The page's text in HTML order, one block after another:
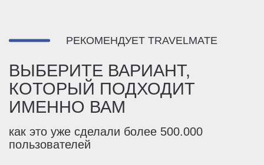
РЕКОМЕНДУЕТ TRAVELMATE
ВЫБЕРИТЕ ВАРИАНТ,
КОТОРЫЙ ПОДХОДИТ
ИМЕННО ВАМ
как это уже сделали более 500.000
пользователей